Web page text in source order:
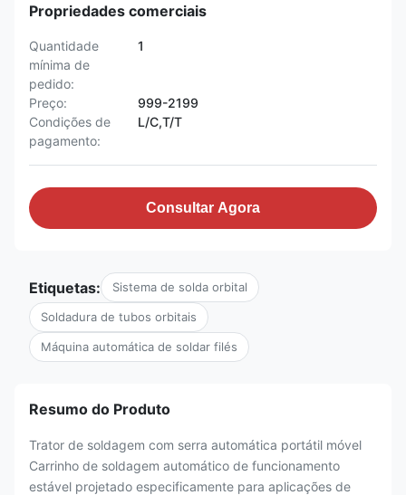
Propriedades comerciais
Quantidade
mínima de
pedido:
1
Preço:
999-2199
Condições de
pagamento:
L/C,T/T
Consultar Agora
Etiquetas: Sistema de solda orbital
Soldadura de tubos orbitais
Máquina automática de soldar filés
Resumo do Produto
Trator de soldagem com serra automática portátil móvel
Carrinho de soldagem automático de funcionamento
estável projetado especificamente para aplicações de